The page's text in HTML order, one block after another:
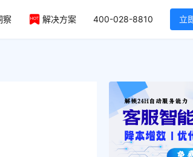
察 解决方案 400-028-8810 立